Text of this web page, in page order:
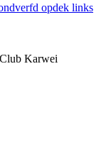
opdek links
Karwei